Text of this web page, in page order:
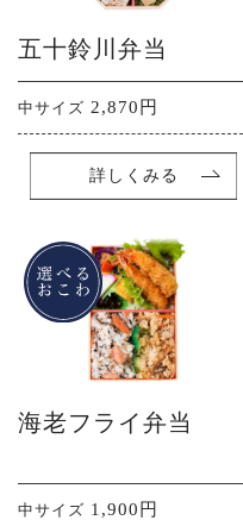
五十鈴川弁当
中サイズ 2,870円
詳しくみる
海老フライ弁当
中サイズ 1,900円